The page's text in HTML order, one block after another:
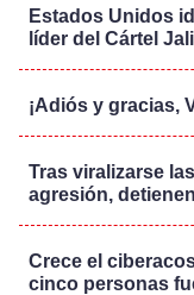
Estados Unidos
líder del Cártel
¡Adiós y gracias,
Tras viralizarse
agresión,
Crece el
cinco personas